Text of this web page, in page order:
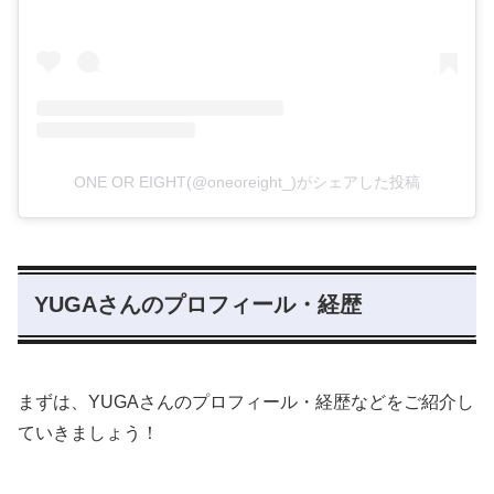
ONE OR EIGHT(@oneoreight_)がシェアした投稿
YUGAさんのプロフィール・経歴
まずは、YUGAさんのプロフィール・経歴などをご紹介し
ていきましょう！